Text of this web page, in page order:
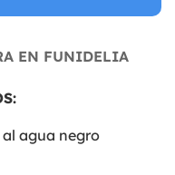
EN FUNIDELIA
agua negro